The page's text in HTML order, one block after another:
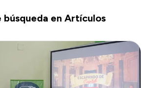
búsqueda en Artículos